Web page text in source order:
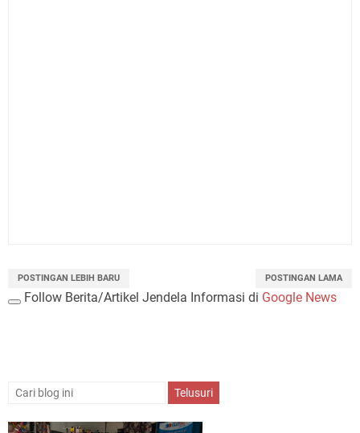
POSTINGAN LEBIH BARU POSTINGAN LAMA
Follow Berita/Artikel Jendela Informasi di Google News